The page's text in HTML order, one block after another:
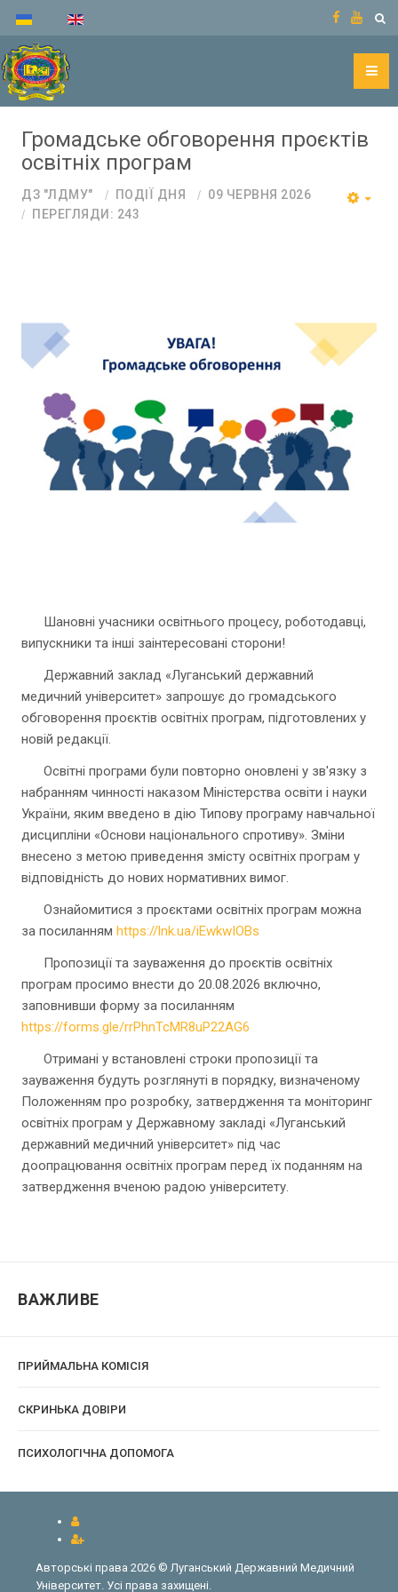
Громадське обговорення проєктів
освітніх програм
ДЗ "ЛДМУ" ПОДІЇ ДНЯ
09 ЧЕРВНЯ 2026
ПЕРЕГЛЯДИ: 243
Шановні учасники освітнього процесу, роботодавці,
випускники та інші заінтересовані сторони!
Державний заклад «Луганський державний
медичний університет» запрошує до громадського
обговорення проєктів освітніх програм, підготовлених у
новій редакції.
Освітні програми були повторно оновлені у зв'язку з
набранням чинності наказом Міністерства освіти і науки
України, яким введено в дію Типову програму навчальної
дисципліни «Основи національного спротиву». Зміни
внесено з метою приведення змісту освітніх програм у
відповідність до нових нормативних вимог.
Ознайомитися з проєктами освітніх програм можна
за посиланням https://lnk.ua/iEwkwIOBs
Пропозиції та зауваження до проєктів освітніх
програм просимо внести до 20.08.2026 включно,
заповнивши форму за посиланням
https://forms.gle/rrPhnTcMR8uP22AG6
Отримані у встановлені строки пропозиції та
зауваження будуть розглянуті в порядку, визначеному
Положенням про розробку, затвердження та моніторинг
освітніх програм у Державному закладі «Луганський
державний медичний університет» під час
доопрацювання освітніх програм перед їх поданням на
затвердження вченою радою університету.
ВАЖЛИВЕ
ПРИЙМАЛЬНА КОМІСІЯ
CКРИНЬКА ДОВІРИ
ПСИХОЛОГІЧНА ДОПОМОГА
Авторські права 2026 © Луганський Державний Медичний
Університет. Усі права захищені.